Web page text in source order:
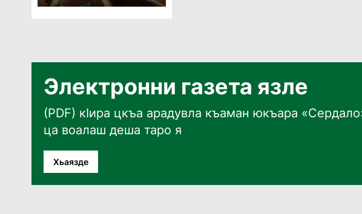
Электронни газета язле
(PDF) кӀира цкъа арадувла къаман юкъара «Сердало»
ца воалаш деша таро я
Хьаязде